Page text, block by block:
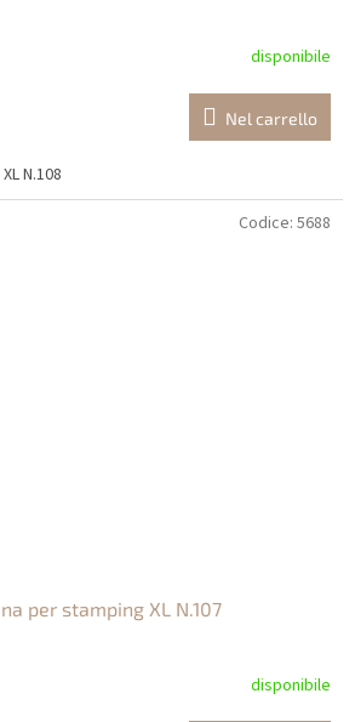
disponibile
Nel carrello
N.108
per stamping XL N.107
disponibile
Codice: 5688